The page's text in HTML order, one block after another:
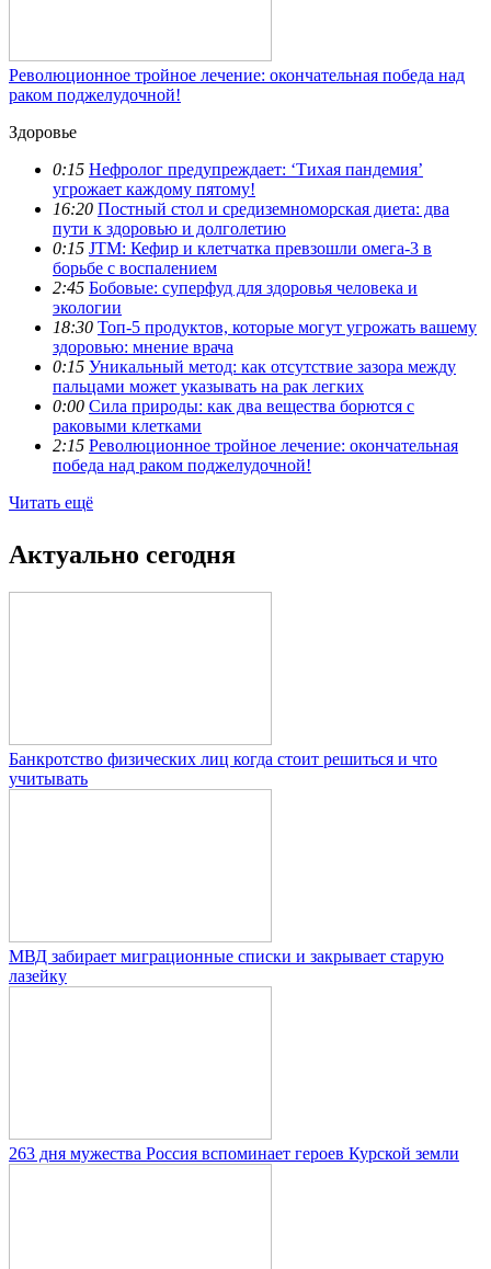
Революционное тройное лечение: окончательная победа над
раком поджелудочной!
Здоровье
0:15 Нефролог предупреждает: ‘Тихая пандемия’
угрожает каждому пятому!
16:20 Постный стол и средиземноморская диета: два
пути к здоровью и долголетию
0:15 JTM: Кефир и клетчатка превзошли омега-3 в
борьбе с воспалением
2:45 Бобовые: суперфуд для здоровья человека и
экологии
18:30 Топ-5 продуктов, которые могут угрожать вашему
здоровью: мнение врача
0:15 Уникальный метод: как отсутствие зазора между
пальцами может указывать на рак легких
0:00 Сила природы: как два вещества борются с
раковыми клетками
2:15 Революционное тройное лечение: окончательная
победа над раком поджелудочной!
Читать ещё
Актуально сегодня
Банкротство физических лиц когда стоит решиться и что
учитывать
МВД забирает миграционные списки и закрывает старую
лазейку
263 дня мужества Россия вспоминает героев Курской земли